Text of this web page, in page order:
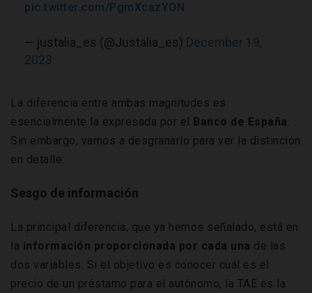
pic.twitter.com/PgmXcazYON
— justalia_es (@Justalia_es) December 19,
2023
La diferencia entre ambas magnitudes es
esencialmente la expresada por el
Banco de España.
Sin embargo, vamos a desgranarlo para ver la distinción
en detalle:
Sesgo de información
La principal diferencia, que ya hemos señalado, está en
la información proporcionada por cada una de las
dos variables. Si el objetivo es conocer cuál es el
precio de un préstamo para el autónomo, la TAE es la